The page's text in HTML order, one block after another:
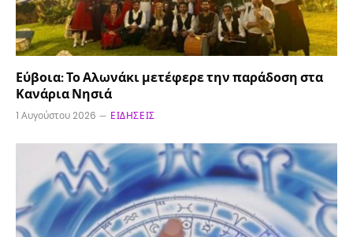
Εύβοια: Το Αλωνάκι μετέφερε την παράδοση στα
Κανάρια Νησιά
1 Αυγούστου 2026 ΕΙΔΉΣΕΙΣ